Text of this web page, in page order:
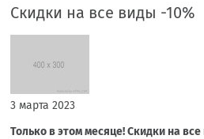
Скидки на все виды -10%
3 марта 2023
Только в этом месяце! Скидки на